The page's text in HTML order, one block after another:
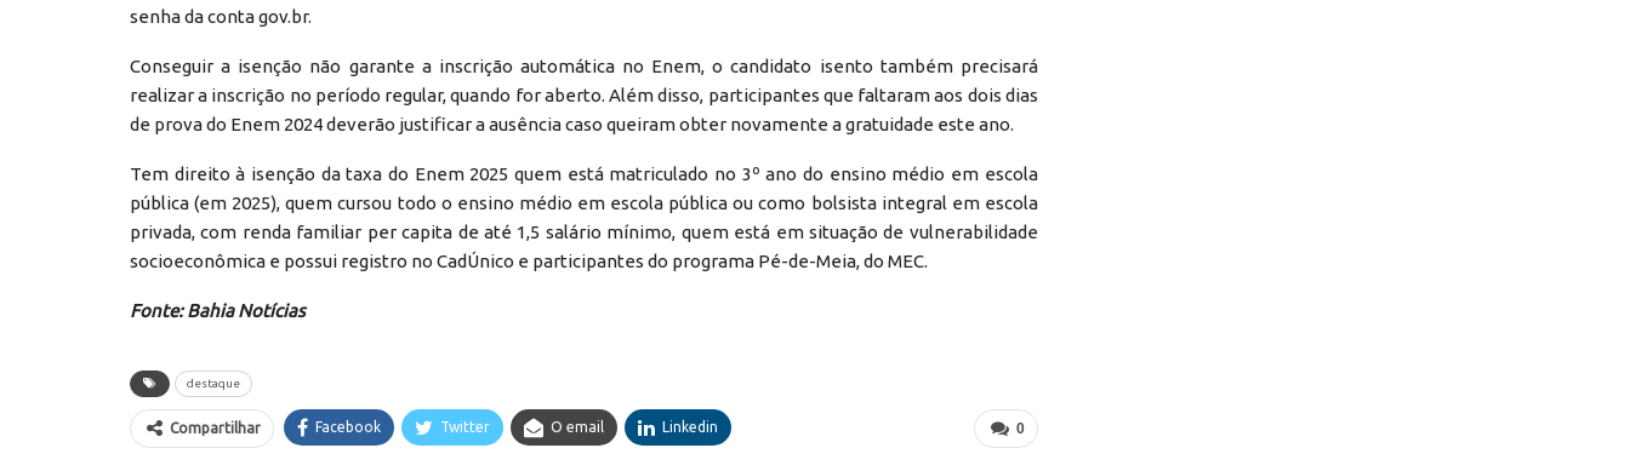
senha da conta gov.br.
Conseguir a isenção não garante a inscrição automática no Enem, o candidato isento também precisará
realizar a inscrição no período regular, quando for aberto. Além disso, participantes que faltaram aos dois dias
de prova do Enem 2024 deverão justificar a ausência caso queiram obter novamente a gratuidade este ano.
Tem direito à isenção da taxa do Enem 2025 quem está matriculado no 3º ano do ensino médio em escola
pública (em 2025), quem cursou todo o ensino médio em escola pública ou como bolsista integral em escola
privada, com renda familiar per capita de até 1,5 salário mínimo, quem está em situação de vulnerabilidade
socioeconômica e possui registro no CadÚnico e participantes do programa Pé-de-Meia, do MEC.
Fonte: Bahia Notícias
destaque
0
Compartilhar Facebook Twitter O email Linkedin